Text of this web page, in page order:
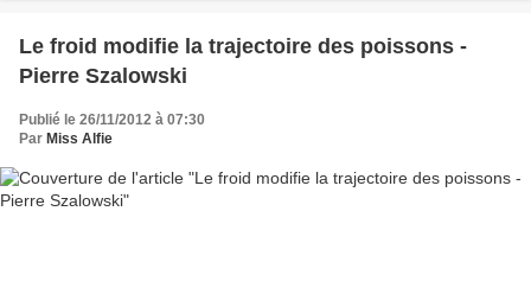
Le froid modifie la trajectoire des poissons -
Pierre Szalowski
Publié le 26/11/2012 à 07:30
Par Miss Alfie